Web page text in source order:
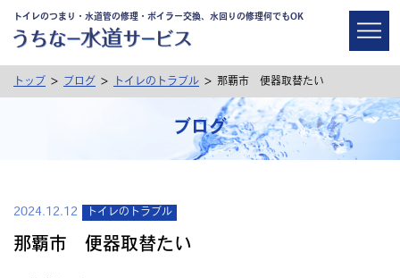
トイレのつまり・水道管の修理・ボイラー交換、水回りの修理何でもOK
トップ > ブログ > トイレのトラブル > 那覇市 便器取替たい
ブログ
2024.12.12 トイレのトラブル
那覇市 便器取替たい